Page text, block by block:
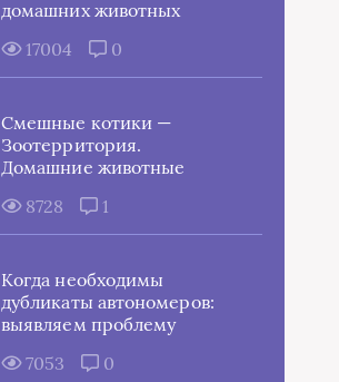
домашних животных
17004
0
Смешные котики —
Зоотерритория.
Домашние животные
8728
1
Когда необходимы
дубликаты автономеров:
выявляем проблему
7053
0